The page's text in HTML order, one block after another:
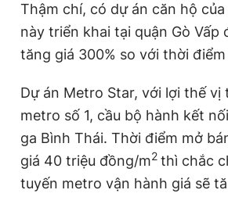
Đọc Thanh Niên trên điện thoại
Theo dõi báo trên
Hotline Liên hệ
Thậm chí, có dự án căn hộ
này triển khai tại quận Gò Vấp
tăng giá 300% so với thời
Dự án Metro Star, với lợi thế vị
metro số 1, cầu bộ hành kết
ga Bình Thái. Thời điểm mở
giá 40 triệu đồng/m2 thì chắc
tuyến metro vận hành giá sẽ